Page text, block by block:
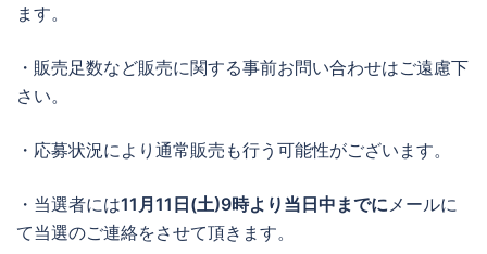
ます。
・販売足数など販売に関する事前お問い合わせはご遠慮下
さい。
・応募状況により通常販売も行う可能性がございます。
・当選者には11月11日(土)9時より当日中までに メールに
て当選のご連絡をさせて頂きます。